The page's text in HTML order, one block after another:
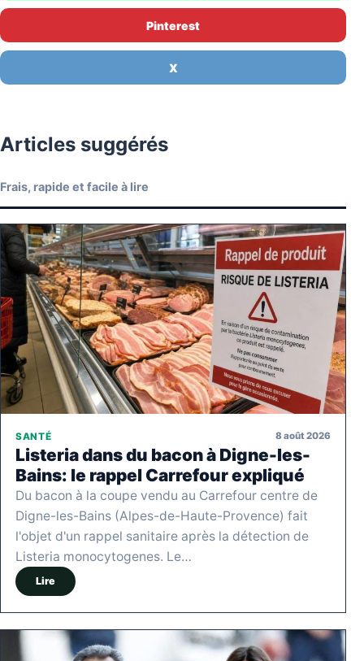
Pinterest
X
Articles suggérés
Frais, rapide et facile à lire
SANTÉ 8 août 2026
Listeria dans du bacon à Digne-les-
Bains: le rappel Carrefour expliqué
Du bacon à la coupe vendu au Carrefour centre de
Digne-les-Bains (Alpes-de-Haute-Provence) fait
l'objet d'un rappel sanitaire après la détection de
Listeria monocytogenes. Le…
Lire